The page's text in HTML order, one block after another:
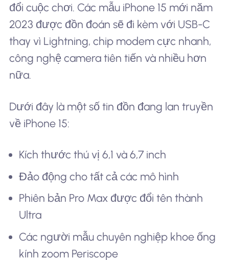
đổi cuộc chơi. Các mẫu iPhone 15 mới năm
2023 được đồn đoán sẽ đi kèm với USB-C
thay vì Lightning, chip modem cực nhanh,
công nghệ camera tiên tiến và nhiều hơn
nữa.
Dưới đây là một số tin đồn đang lan truyền
về iPhone 15:
Kích thước thú vị 6,1 và 6,7 inch
Đảo động cho tất cả các mô hình
Phiên bản Pro Max được đổi tên thành
Ultra
Các người mẫu chuyên nghiệp khoe ống
kính zoom Periscope